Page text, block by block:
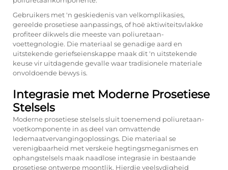
Gebruikers met 'n geskiedenis van velkomplikasies,
gereelde prosetiese aanpassings, of hoë aktiwiteitsvlakke
profiteer dikwels die meeste van poliuretaan-
voettegnologie. Die materiaal se genadige aard en
uitstekende geriefseienskappe maak dit 'n uitstekende
keuse vir uitdagende gevalle waar tradisionele materiale
onvoldoende bewys is.
Integrasie met Moderne Prosetiese
Stelsels
Moderne prosetiese stelsels sluit toenemend poliuretaan-
voetkomponente in as deel van omvattende
ledemaatvervangingoplossings. Die materiaal se
verenigbaarheid met verskeie hegtingsmeganismes en
ophangstelsels maak naadlose integrasie in bestaande
prosetiese ontwerpe moontlik. Hierdie veelsydigheid